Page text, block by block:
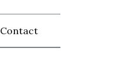
Contact